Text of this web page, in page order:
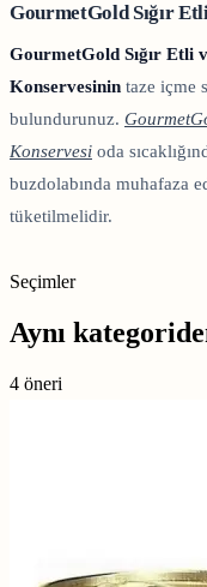
GourmetGold Sığır
GourmetGold Sığır Etli
Konservesinin taze içme
bulundurunuz.
Konservesi oda
buzdolabında muhafaza
tüketilmelidir.
Seçimler
Aynı
4 öneri